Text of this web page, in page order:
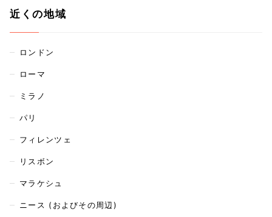
近くの地域
ロンドン
ローマ
ミラノ
パリ
フィレンツェ
リスボン
マラケシュ
ニース (およびその周辺)